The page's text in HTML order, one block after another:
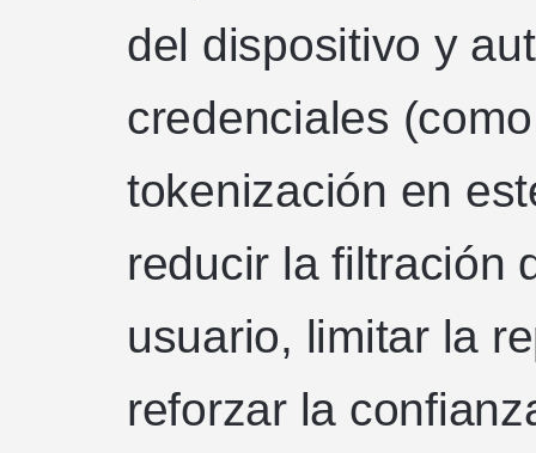
del dispositivo y
credenciales
tokenización en
reducir la filtración
usuario, limitar la
reforzar la